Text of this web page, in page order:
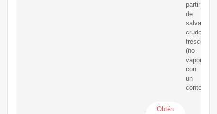
partir
de
salvado
crudo
fresco
(no
con
un
contenido
Obtén